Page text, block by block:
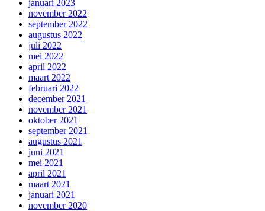
januari 2023
november 2022
september 2022
augustus 2022
juli 2022
mei 2022
april 2022
maart 2022
februari 2022
december 2021
november 2021
oktober 2021
september 2021
augustus 2021
juni 2021
mei 2021
april 2021
maart 2021
januari 2021
november 2020